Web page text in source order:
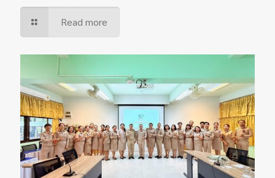
Read more